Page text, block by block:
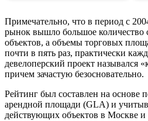
Примечательно, что в период с
рынок вышло большое количество
объектов, а объемы торговых
почти в пять раз, практически
девелоперский проект назывался
причем зачастую безосновательно.
Рейтинг был составлен на основе
арендной площади (GLA) и
действующих объектов в Москве